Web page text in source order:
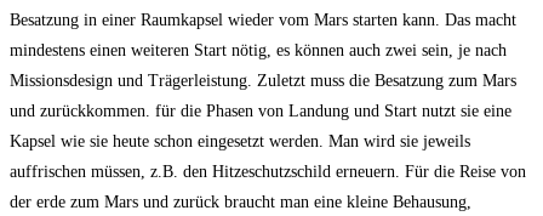
Besatzung in einer Raumkapsel wieder vom Mars starten kann. Das macht
mindestens einen weiteren Start nötig, es können auch zwei sein, je nach
Missionsdesign und Trägerleistung. Zuletzt muss die Besatzung zum Mars
und zurückkommen. für die Phasen von Landung und Start nutzt sie eine
Kapsel wie sie heute schon eingesetzt werden. Man wird sie jeweils
auffrischen müssen, z.B. den Hitzeschutzschild erneuern. Für die Reise von
der erde zum Mars und zurück braucht man eine kleine Behausung,